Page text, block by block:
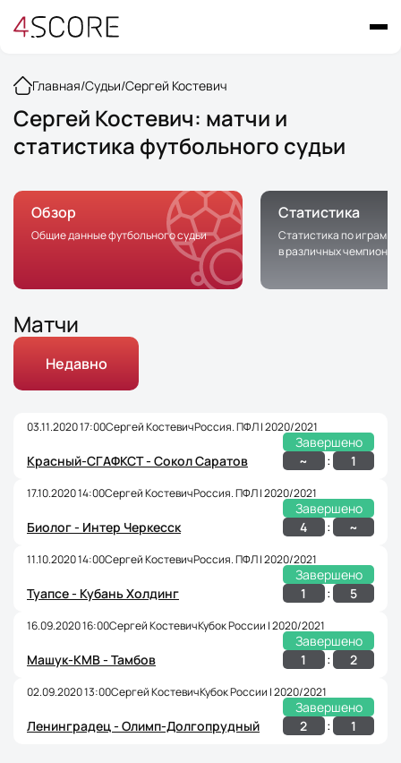
Главная/Судьи/Сергей Костевич
Сергей Костевич: матчи и
статистика футбольного судьи
Обзор
Общие данные футбольного судьи
Статистика
Статистика по играм с
в различных
Матчи
Недавно
03.11.2020 17:00Сергей КостевичРоссия. ПФЛ | 2020/2021
Завершено
Красный-СГАФКСТ - Сокол Саратов
~ : 1
17.10.2020 14:00Сергей КостевичРоссия. ПФЛ | 2020/2021
Завершено
Биолог - Интер Черкесск
4 : ~
11.10.2020 14:00Сергей КостевичРоссия. ПФЛ | 2020/2021
Завершено
Туапсе - Кубань Холдинг
1 : 5
16.09.2020 16:00Сергей КостевичКубок России | 2020/2021
Завершено
Машук-КМВ - Тамбов
1 : 2
02.09.2020 13:00Сергей КостевичКубок России | 2020/2021
Завершено
Ленинградец - Олимп-Долгопрудный
2 : 1